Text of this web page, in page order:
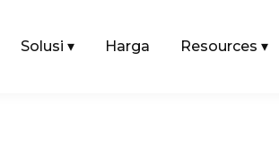
Solusi ▾ Harga Resources ▾